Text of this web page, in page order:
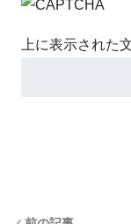
上に表示された